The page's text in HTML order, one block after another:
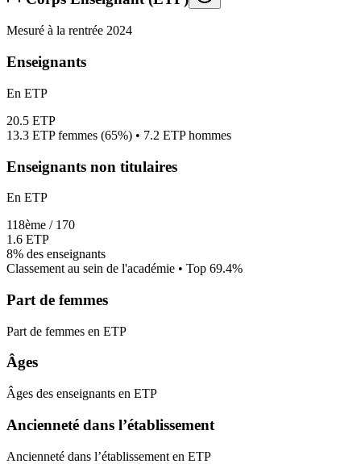
Mesuré à la rentrée 2024
Enseignants
En ETP
20.5 ETP
13.3 ETP femmes (65%) • 7.2 ETP hommes
Enseignants non titulaires
En ETP
118ème / 170
1.6 ETP
8% des enseignants
Classement au sein de l'académie • Top 69.4%
Part de femmes
Part de femmes en ETP
Âges
Âges des enseignants en ETP
Ancienneté dans l’établissement
Ancienneté dans l’établissement en ETP